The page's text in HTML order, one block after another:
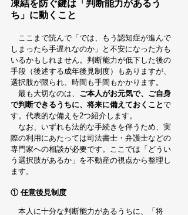
凍結を防ぐ鍵は「判断能力があるう
ち」に動くこと
ここまで読んで「では、もう認知症が進んで
しまったら手遅れなのか」と不安になった方も
いるかもしれません。判断能力が低下した後の
手段（後述する成年後見制度）もありますが、
選択肢が限られ、時間も手間もかかります。
最も大切なのは、 ご本人がお元気で、ご自身
で判断できるうちに、将来に備えておくことで
す。代表的な備えを2つ紹介します。
なお、いずれも法的な手続きを伴うため、実
際の利用にあたっては司法書士・弁護士などの
専門家への相談が必要です。ここでは「どうい
う選択肢があるか」を不動産の視点から整理し
ます。
① 任意後見制度
本人に十分な判断能力があるうちに、「将